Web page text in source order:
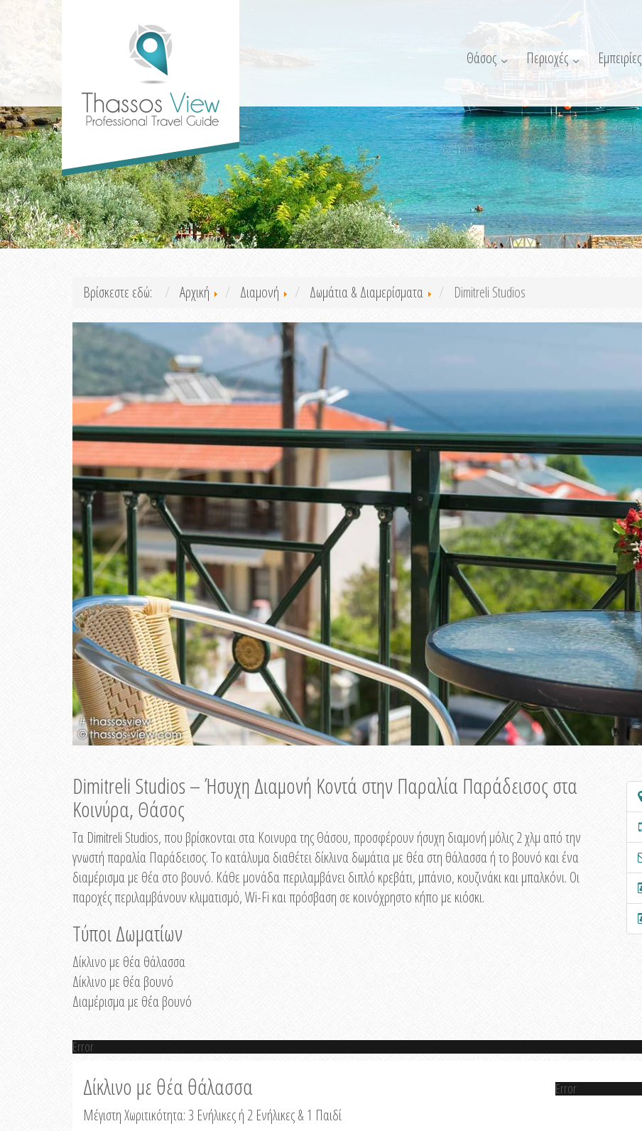
Θάσος Περιοχές Εμπειρίες
Βρίσκεστε εδώ: Αρχική Διαμονή Δωμάτια & Διαμερίσματα Dimitreli Studios
Dimitreli Studios – Ήσυχη Διαμονή Κοντά στην Παραλία Παράδεισος στα
Κοινύρα, Θάσος
Τα Dimitreli Studios, που βρίσκονται στα Κοινυρα της Θάσου, προσφέρουν ήσυχη διαμονή μόλις 2 χλμ από την
γνωστή παραλία Παράδεισος. Το κατάλυμα διαθέτει δίκλινα δωμάτια με θέα στη θάλασσα ή το βουνό και ένα
διαμέρισμα με θέα στο βουνό. Κάθε μονάδα περιλαμβάνει διπλό κρεβάτι, μπάνιο, κουζινάκι και μπαλκόνι. Οι
παροχές περιλαμβάνουν κλιματισμό, Wi-Fi και πρόσβαση σε κοινόχρηστο κήπο με κιόσκι.
Τύποι Δωματίων
Δίκλινο με θέα θάλασσα
Δίκλινο με θέα βουνό
Διαμέρισμα με θέα βουνό
Error
Δίκλινο με θέα θάλασσα
Μέγιστη Χωριτικότητα: 3 Ενήλικες ή 2 Ενήλικες & 1 Παιδί
Error